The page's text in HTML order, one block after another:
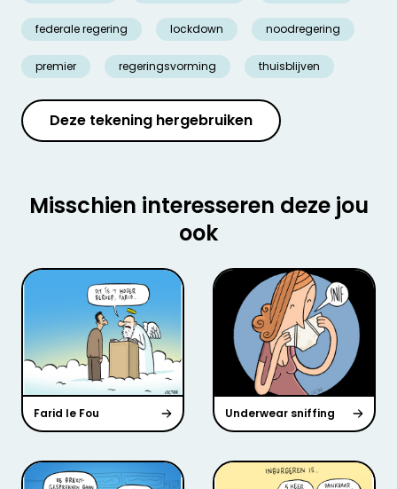
federale regering lockdown noodregering
premier regeringsvorming thuisblijven
Deze tekening hergebruiken
Misschien interesseren deze jou
ook
Farid le Fou Underwear sniffing